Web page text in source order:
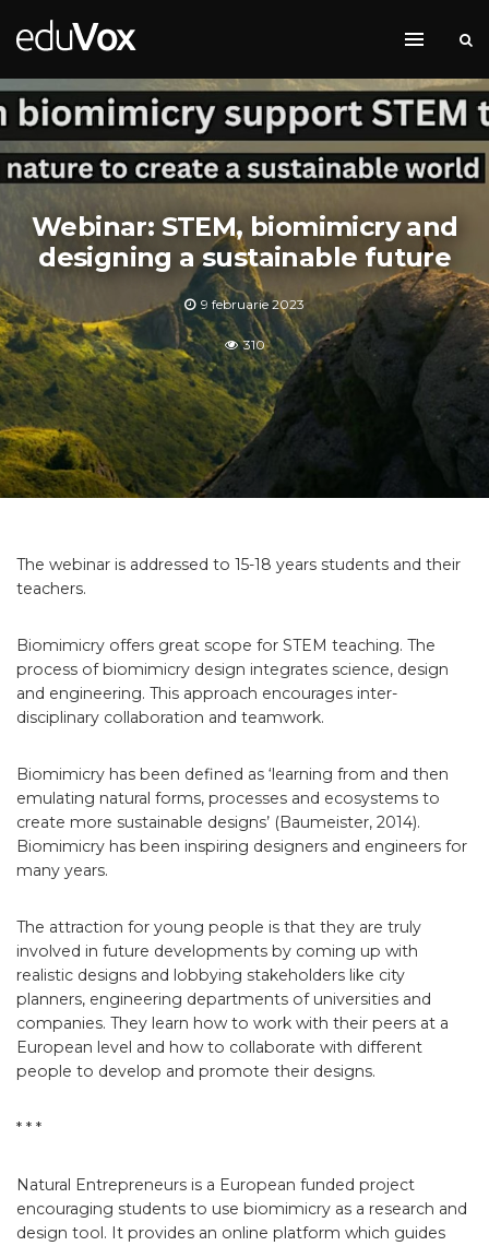
Webinar: STEM, biomimicry and
designing a sustainable future
9 februarie 2023
310
The webinar is addressed to 15-18 years students and their
teachers.
Biomimicry offers great scope for STEM teaching. The
process of biomimicry design integrates science, design
and engineering. This approach encourages inter-
disciplinary collaboration and teamwork.
Biomimicry has been defined as ‘learning from and then
emulating natural forms, processes and ecosystems to
create more sustainable designs’ (Baumeister, 2014).
Biomimicry has been inspiring designers and engineers for
many years.
The attraction for young people is that they are truly
involved in future developments by coming up with
realistic designs and lobbying stakeholders like city
planners, engineering departments of universities and
companies. They learn how to work with their peers at a
European level and how to collaborate with different
people to develop and promote their designs.
* * *
Natural Entrepreneurs is a European funded project
encouraging students to use biomimicry as a research and
design tool. It provides an online platform which guides